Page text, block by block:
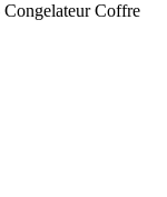
Coffre